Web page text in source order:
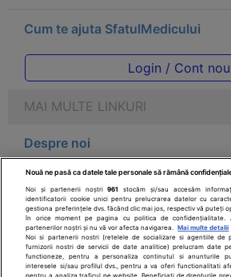
Cum te ajuta SfatulMedicului
Login / Cont nou
MAI MULTE LINKURI
Despre noi
Legal
Drepturile consumatorului
Parteneri
Nouă ne pasă ca datele tale personale să rămână
Noi și partenerii noștri961
stocăm și/sau accesăm
identificatorii cookie unici pentru prelucrarea datelor cu
gestiona preferințele dvs. făcând clic mai jos, respectiv vă puteți
în orice moment pe pagina cu politica de confidențialitate.
partenerilor noștri și nu vă vor afecta navigarea.
Mai multe detalii
Noi si partenerii nostri (retelele de socializare si agentiile de
furnizorii nostri de servicii de date analitice) prelucram date
functioneze, pentru a personaliza continutul si anunturile
interesele si/sau profilul dvs., pentru a va oferi functionalitati
pentru a analiza traficul pe website. Beneficiati de drepturile